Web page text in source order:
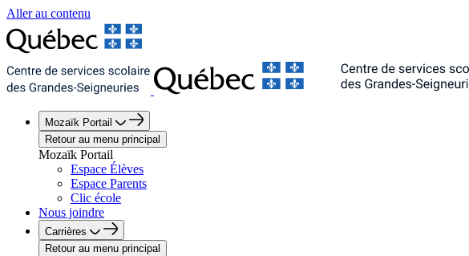
Aller au contenu
Mozaïk Portail
Retour au menu principal
Mozaïk Portail
Espace Élèves
Espace Parents
Clic école
Nous joindre
Carrières
Retour au menu principal